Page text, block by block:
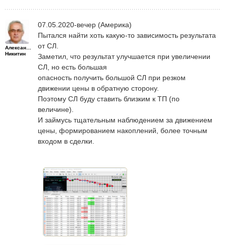
сделка закрылась в ноль, итого в плюсе +
250,00. Самое большее, подряд было 5 СЛ.
Учиться, учиться и ещё раз учиться!!! Часть
моего скрина:
Александр
Никитин
07.05.2020-вечер (Америка)
Пытался найти хоть какую-то зависимость результата
от СЛ.
Заметил, что результат улучшается при увеличении
СЛ, но есть большая
опасность получить большой СЛ при резком
движении цены в обратную сторону.
Поэтому СЛ буду ставить близким к ТП (по
величине).
И займусь тщательным наблюдением за движением
цены, формированием накоплений, более точным
входом в сделки.